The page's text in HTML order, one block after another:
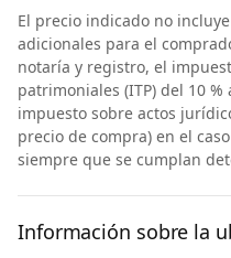
El precio indicado no
adicionales para el
notaría y registro, el
patrimoniales (ITP) del 10 %
impuesto sobre actos
precio de compra) en el
siempre que se cumplan
Información sobre la